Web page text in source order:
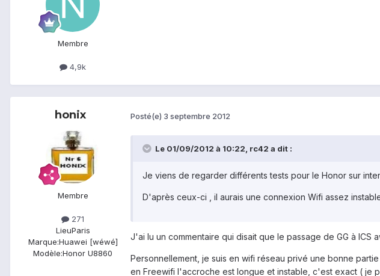
Membre
4,9k
honix
Membre
271
LieuParis
Marque:Huawei [wéwé]
Modèle:Honor U8860
Posté(e) 3 septembre 2012
Le 01/09/2012 à 10:22, rc42 a dit :
Je viens de regarder différents tests pour le Honor sur
D'après ceux-ci , il aurais une connexion Wifi assez
J'ai lu un commentaire qui disait que le passage de GG à ICS
Personnellement, je suis en wifi réseau privé une bonne
en Freewifi l'accroche est longue et instable, c'est exact ( je